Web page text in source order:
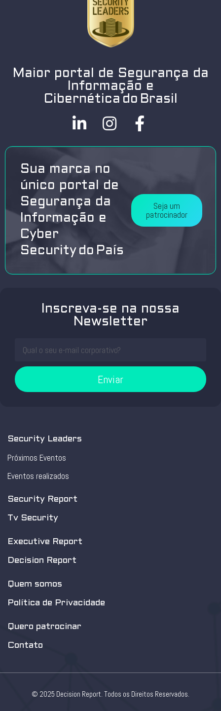
Maior portal de Segurança da
Informação e
Cibernética do Brasil
Sua marca no
único portal de
Segurança da
Informação e
Cyber
Security do País
Seja um
patrocinador
Inscreva-se na nossa
Newsletter
Enviar
Security Leaders
Próximos Eventos
Eventos realizados
Security Report
Tv Security
Executive Report
Decision Report
Quem somos
Política de Privacidade
Quero patrocinar
Contato
© 2025 Decision Report. Todos os Direitos Reservados.